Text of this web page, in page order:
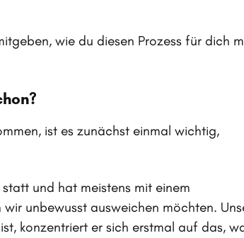
wie du diesen Prozess für dich
ist es zunächst einmal wichtig,
und hat meistens mit einem
unbewusst ausweichen möchten.
konzentriert er sich erstmal auf das,